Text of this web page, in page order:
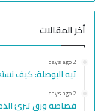
أخر المقالات
2 days ago
تيه البوصلة: كيف
2 days ago
قصاصة ورق تبرئ